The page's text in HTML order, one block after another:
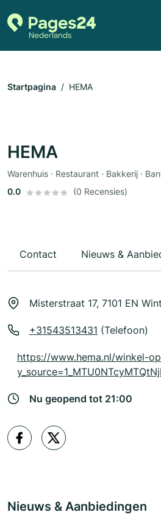
Startpagina HEMA
HEMA
0.0
(0 Recensies)
Contact Nieuws &
Misterstraat 17, 7101 EN
+31543513431 (Telefoon)
https://www.hema.nl/winkel-
Nu geopend tot 21:00
Nieuws & Aanbiedingen